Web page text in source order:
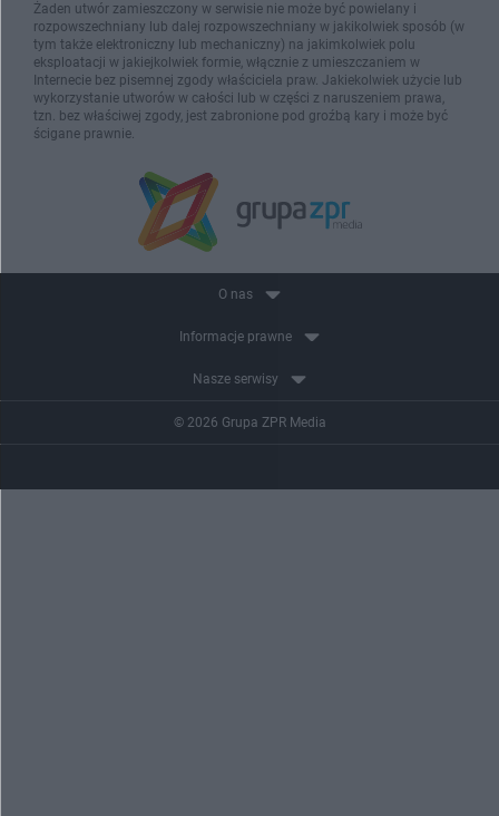
Żaden utwór zamieszczony w serwisie nie może być powielany i
rozpowszechniany lub dalej rozpowszechniany w jakikolwiek sposób (w
tym także elektroniczny lub mechaniczny) na jakimkolwiek polu
eksploatacji w jakiejkolwiek formie, włącznie z umieszczaniem w
Internecie bez pisemnej zgody właściciela praw. Jakiekolwiek użycie lub
wykorzystanie utworów w całości lub w części z naruszeniem prawa,
tzn. bez właściwej zgody, jest zabronione pod groźbą kary i może być
ścigane prawnie.
O nas
Informacje prawne
Nasze serwisy
© 2026 Grupa ZPR Media